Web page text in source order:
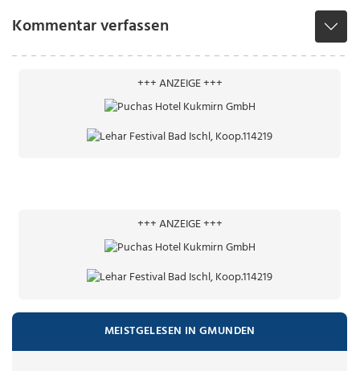
Kommentar verfassen
+++ ANZEIGE +++
+++ ANZEIGE +++
MEISTGELESEN IN GMUNDEN